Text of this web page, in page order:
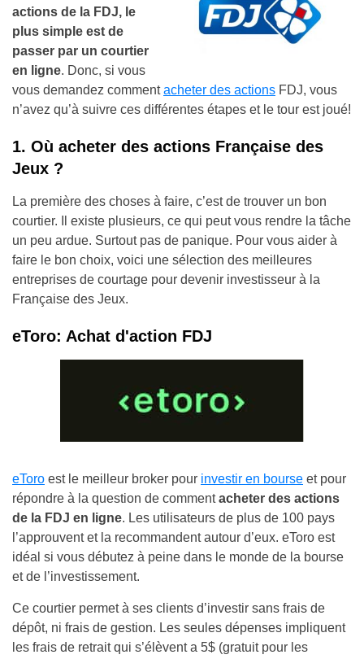
actions de la FDJ, le
plus simple est de
passer par un courtier
en ligne. Donc, si vous
vous demandez commentacheter des actions FDJ, vous
n’avez qu’à suivre ces différentes étapes et le tour est joué!
1. Où acheter des actions Française des
Jeux ?
La première des choses à faire, c’est de trouver un bon
courtier. Il existe plusieurs, ce qui peut vous rendre la tâche
un peu ardue. Surtout pas de panique. Pour vous aider à
faire le bon choix, voici une sélection des meilleures
entreprises de courtage pour devenir investisseur à la
Française des Jeux.
eToro: Achat d'action FDJ
eToro est le meilleur broker pour investir en bourse et pour
répondre à la question de commentacheter des actions
de la FDJ en ligne. Les utilisateurs de plus de 100 pays
l’approuvent et la recommandent autour d’eux. eToro est
idéal si vous débutez à peine dans le monde de la bourse
et de l’investissement.
Ce courtier permet à ses clients d’investir sans frais de
dépôt, ni frais de gestion. Les seules dépenses impliquent
les frais de retrait qui s’élèvent a 5$ (gratuit pour les